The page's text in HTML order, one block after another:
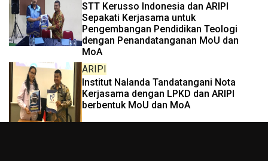
STT Kerusso Indonesia dan ARIPI
Sepakati Kerjasama untuk
Pengembangan Pendidikan Teologi
dengan Penandatanganan MoU dan
MoA
ARIPI
Institut Nalanda Tandatangani Nota
Kerjasama dengan LPKD dan ARIPI
berbentuk MoU dan MoA